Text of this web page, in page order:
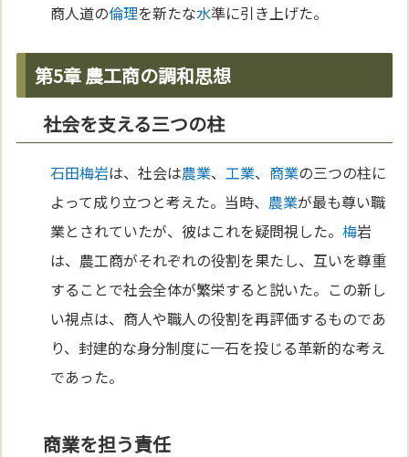
商人道の倫理を新たな水準に引き上げた。
第5章 農工商の調和思想
社会を支える三つの柱
石田梅岩は、社会は農業、工業、 商業の三つの柱に
よって成り立つと考えた。当時、 農業が最も尊い職
業とされていたが、彼はこれを疑問視した。梅岩
は、農工商がそれぞれの役割を果たし、互いを尊重
することで社会全体が繁栄すると説いた。この新し
い視点は、商人や職人の役割を再評価するものであ
り、封建的な身分制度に一石を投じる革新的な考え
であった。
商業を担う責任